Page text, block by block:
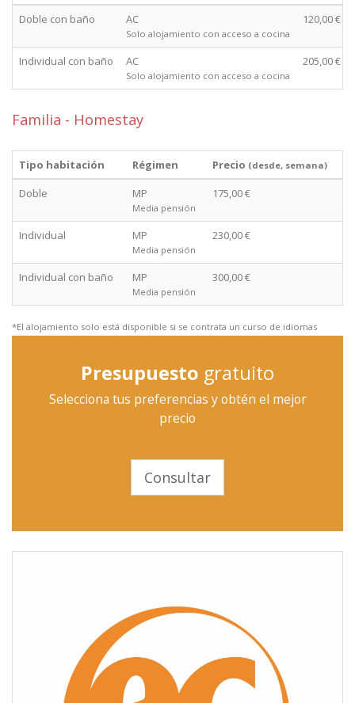
Doble con baño AC
Solo alojamiento con acceso a cocina
120,00 €
Individual con baño AC
Solo alojamiento con acceso a cocina
205,00 €
Familia - Homestay
Tipo habitación Régimen Precio (desde, semana)
Doble MP
Media pensión
175,00 €
Individual MP
Media pensión
230,00 €
Individual con baño MP
Media pensión
300,00 €
*El alojamiento solo está disponible si se contrata un curso de idiomas
Presupuesto gratuito
Selecciona tus preferencias y obtén el mejor
precio
Consultar